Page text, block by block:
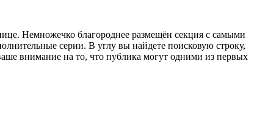
Немножечко благороднее размещён секция с самыми
серии. В углу вы найдете поисковую строку,
внимание на то, что публика могут одними из первых